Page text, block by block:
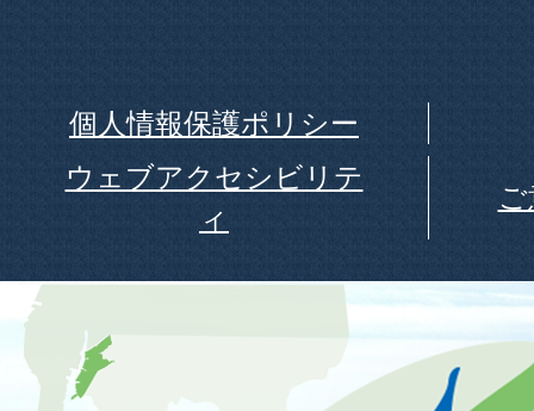
個人情報保護ポリシー
ウェブアクセシビリテ
ィ